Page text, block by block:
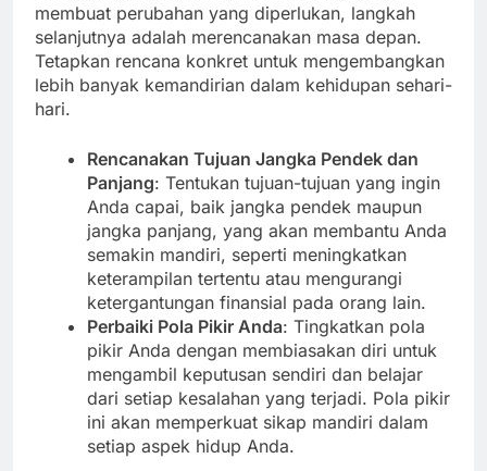
membuat perubahan yang diperlukan, langkah
selanjutnya adalah merencanakan masa depan.
Tetapkan rencana konkret untuk mengembangkan
lebih banyak kemandirian dalam kehidupan sehari-
hari.
Rencanakan Tujuan Jangka Pendek dan
Panjang: Tentukan tujuan-tujuan yang ingin
Anda capai, baik jangka pendek maupun
jangka panjang, yang akan membantu Anda
semakin mandiri, seperti meningkatkan
keterampilan tertentu atau mengurangi
ketergantungan finansial pada orang lain.
Perbaiki Pola Pikir Anda: Tingkatkan pola
pikir Anda dengan membiasakan diri untuk
mengambil keputusan sendiri dan belajar
dari setiap kesalahan yang terjadi. Pola pikir
ini akan memperkuat sikap mandiri dalam
setiap aspek hidup Anda.